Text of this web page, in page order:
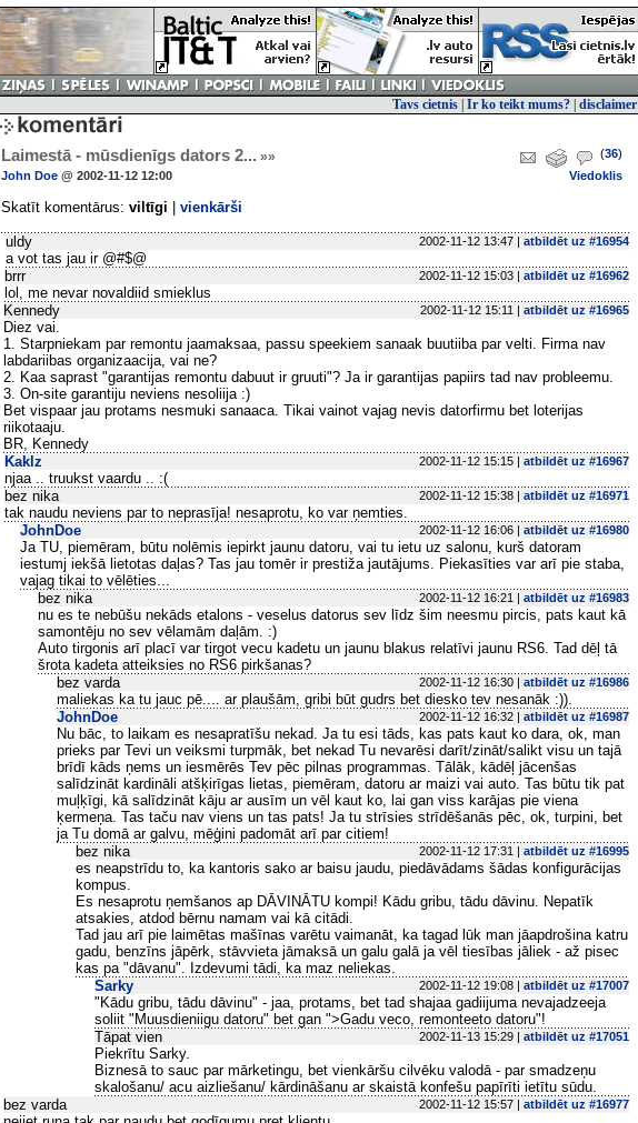
Tavs cietnis Ir ko teikt mums? disclaimer
Laimestā - mūsdienīgs dators 2... »» (36)
John Doe @ 2002-11-12 12:00 Viedoklis
Skatīt komentārus: viltīgi vienkārši
uldy 2002-11-12 13:47 | atbildēt uz #16954
a vot tas jau ir @#$@
brrr
2002-11-12 15:03 | atbildēt uz #16962
lol, me nevar novaldiid smieklus
Kennedy
2002-11-12 15:11 | atbildēt uz #16965
Diez vai.
1. Starpniekam par remontu jaamaksaa, passu speekiem sanaak buutiiba par velti. Firma nav
labdariibas organizaacija, vai ne?
2. Kaa saprast "garantijas remontu dabuut ir gruuti"? Ja ir garantijas papiirs tad nav probleemu.
3. On-site garantiju neviens nesoliija :)
Bet vispaar jau protams nesmuki sanaaca. Tikai vainot vajag nevis datorfirmu bet loterijas
riikotaaju.
BR, Kennedy
Kaklz
2002-11-12 15:15 | atbildēt uz #16967
njaa .. truukst vaardu .. :(
bez nika
2002-11-12 15:38 | atbildēt uz #16971
tak naudu neviens par to neprasīja! nesaprotu, ko var ņemties.
JohnDoe
2002-11-12 16:06 | atbildēt uz #16980
Ja TU, piemēram, būtu nolēmis iepirkt jaunu datoru, vai tu ietu uz salonu, kurš datoram
iestumj iekšā lietotas daļas? Tas jau tomēr ir prestiža jautājums. Piekasīties var arī pie staba,
vajag tikai to vēlēties...
bez nika
2002-11-12 16:21 | atbildēt uz #16983
nu es te nebūšu nekāds etalons - veselus datorus sev līdz šim neesmu pircis, pats kaut kā
samontēju no sev vēlamām daļām. :)
Auto tirgonis arī placī var tirgot vecu kadetu un jaunu blakus relatīvi jaunu RS6. Tad dēļ tā
šrota kadeta atteiksies no RS6 pirkšanas?
bez varda
2002-11-12 16:30 | atbildēt uz #16986
maliekas ka tu jauc pē.... ar plaušām, gribi būt gudrs bet diesko tev nesanāk :)).
JohnDoe
2002-11-12 16:32 | atbildēt uz #16987
Nu bāc, to laikam es nesapratīšu nekad. Ja tu esi tāds, kas pats kaut ko dara, ok, man
prieks par Tevi un veiksmi turpmāk, bet nekad Tu nevarēsi darīt/zināt/salikt visu un tajā
brīdī kāds ņems un iesmērēs Tev pēc pilnas programmas. Tālāk, kādēļ jācenšas
salīdzināt kardināli atšķirīgas lietas, piemēram, datoru ar maizi vai auto. Tas būtu tik pat
muļķīgi, kā salīdzināt kāju ar ausīm un vēl kaut ko, lai gan viss karājas pie viena
ķermeņa. Tas taču nav viens un tas pats! Ja tu strīsies strīdēšanās pēc, ok, turpini, bet
ja Tu domā ar galvu, mēģini padomāt arī par citiem!
bez nika
2002-11-12 17:31 | atbildēt uz #16995
es neapstrīdu to, ka kantoris sako ar baisu jaudu, piedāvādams šādas konfigurācijas
kompus.
Es nesaprotu ņemšanos ap DĀVINĀTU kompi! Kādu gribu, tādu dāvinu. Nepatīk
atsakies, atdod bērnu namam vai kā citādi.
Tad jau arī pie laimētas mašīnas varētu vaimanāt, ka tagad lūk man jāapdrošina katru
gadu, benzīns jāpērk, stāvvieta jāmaksā un galu galā ja vēl tiesības jāliek - až pisec
kas pa "dāvanu". Izdevumi tādi, ka maz neliekas.
Sarky
2002-11-12 19:08 | atbildēt uz #17007
"Kādu gribu, tādu dāvinu" - jaa, protams, bet tad shajaa gadiijuma nevajadzeeja
soliit "Muusdieniigu datoru" bet gan ">Gadu veco, remonteeto datoru"!
Tāpat vien
2002-11-13 15:29 | atbildēt uz #17051
Piekrītu Sarky.
Biznesā to sauc par mārketingu, bet vienkāršu cilvēku valodā - par smadzeņu
skalošanu/ acu aizliešanu/ kārdināšanu ar skaistā konfešu papīrīti ietītu sūdu.
bez varda
2002-11-12 15:57 | atbildēt uz #16977